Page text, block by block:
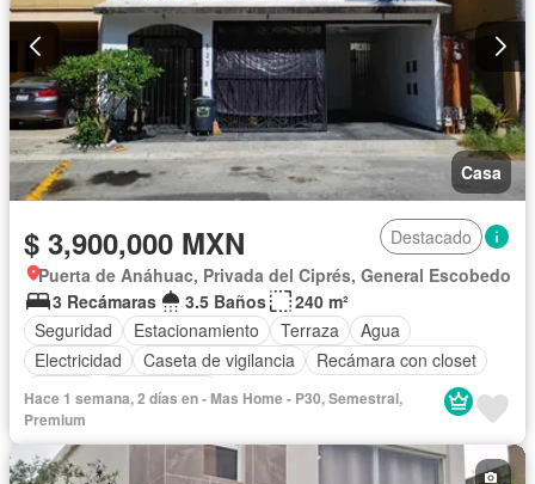
Casa
$ 3,900,000 MXN
Destacado
Puerta de Anáhuac, Privada del Ciprés, General Escobedo
3 Recámaras
3.5 Baños
240 m²
Seguridad
Estacionamiento Terraza
Agua
Electricidad
Caseta de vigilancia
Recámara con closet
Asador
Sin amueblar
Hace 1 semana, 2 días en - Mas Home - P30, Semestral,
Premium